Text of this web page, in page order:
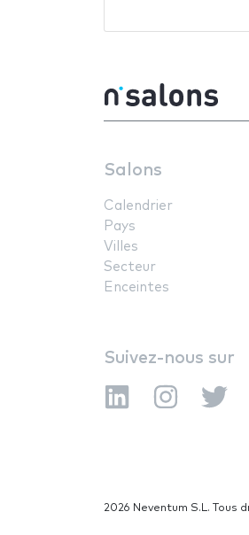
Salons
Calendrier
Pays
Villes
Secteur
Enceintes
Suivez-nous sur
2026 Neventum S.L. Tous